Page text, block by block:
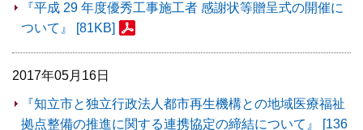
『平成 29 年度優秀工事施工者 感謝状等贈呈式の開催に
ついて』 [81KB]
2017年05月16日
『知立市と独立行政法人都市再生機構との地域医療福祉
拠点整備の推進に関する連携協定の締結について』 [136